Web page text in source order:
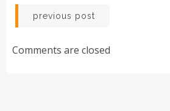
previous post
Comments are closed